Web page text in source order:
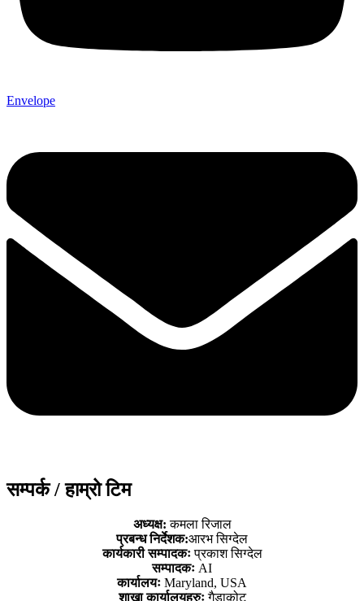
Envelope
सम्पर्क / हाम्रो टिम
अध्यक्ष:कमला रिजाल
प्रबन्ध निर्देशक:आरभ सिग्देल
कार्यकारी सम्पादकःप्रकाश सिग्देल
सम्पादकः AI
कार्यालयः Maryland, USA
शाखा कार्यालयहरुःगैडाकोट